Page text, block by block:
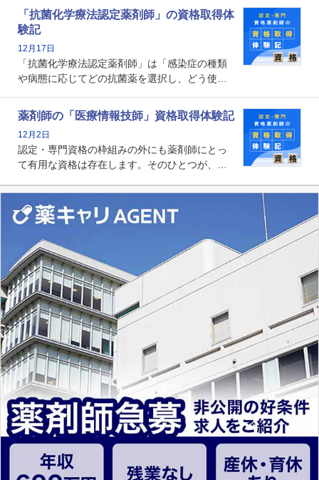
関する資格として、2009年に発足しました。薬
剤師の専門性を活かして高度化するがん医療に
貢献する姿は、今も病院薬剤師にとって一目置
かれる存在です。
「抗菌化学療法認定薬剤師」の資格取得体
験記
12月17日
「抗菌化学療法認定薬剤師」は「感染症の種類
や病態に応じてどの抗菌薬を選択し、どう使っ
る薬剤師です。現在、感染防止対策加算の施設
基準に専任の薬剤師配置が挙げられており、今
後は感染症領域で薬剤師に、より多くの役割が
求められる可能性もあります。
薬剤師の「医療情報技師」資格取得体験記
12月2日
認定・専門資格の枠組みの外にも薬剤師にとっ
て有用な資格は存在します。そのひとつが、
査データ、投薬歴など非常に多岐にわたる医療
データを利活用し、またシステム管理できるこ
とは、病院薬剤師を中心に大きな武器になりま
す。